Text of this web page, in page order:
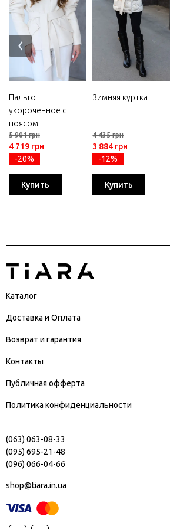
Пальто
укороченное с
поясом
5 901 грн
4 719 грн
-20%
Купить
Зимняя куртка
4 435 грн
3 884 грн
-12%
Купить
‹
Каталог
Доставка и Оплата
Возврат и гарантия
Контакты
Публичная офферта
Политика конфиденциальности
(063) 063-08-33
(095) 695-21-48
(096) 066-04-66
shop@tiara.in.ua